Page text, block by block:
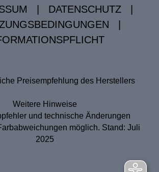
DATENSCHUTZ
Preisempfehlung des Herstellers
Weitere Hinweise
und technische Änderungen
möglich. Stand: Juli
2025